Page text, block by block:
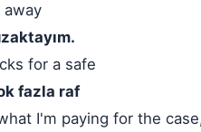
away
for a safe
fazla raf
I'm paying for the